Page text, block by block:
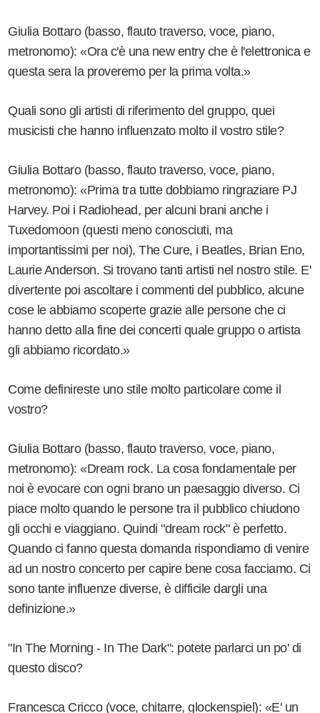
Giulia Bottaro (basso, flauto traverso, voce, piano,
metronomo): «Ora c'è una new entry che è l'elettronica e
questa sera la proveremo per la prima volta.»
Quali sono gli artisti di riferimento del gruppo, quei
musicisti che hanno influenzato molto il vostro stile?
Giulia Bottaro (basso, flauto traverso, voce, piano,
metronomo): «Prima tra tutte dobbiamo ringraziare PJ
Harvey. Poi i Radiohead, per alcuni brani anche i
Tuxedomoon (questi meno conosciuti, ma
importantissimi per noi), The Cure, i Beatles, Brian Eno,
Laurie Anderson. Si trovano tanti artisti nel nostro stile. E'
divertente poi ascoltare i commenti del pubblico, alcune
cose le abbiamo scoperte grazie alle persone che ci
hanno detto alla fine dei concerti quale gruppo o artista
gli abbiamo ricordato.»
Come definireste uno stile molto particolare come il
vostro?
Giulia Bottaro (basso, flauto traverso, voce, piano,
metronomo): «Dream rock. La cosa fondamentale per
noi è evocare con ogni brano un paesaggio diverso. Ci
piace molto quando le persone tra il pubblico chiudono
gli occhi e viaggiano. Quindi "dream rock" è perfetto.
Quando ci fanno questa domanda rispondiamo di venire
ad un nostro concerto per capire bene cosa facciamo. Ci
sono tante influenze diverse, è difficile dargli una
definizione.»
"In The Morning - In The Dark": potete parlarci un po' di
questo disco?
Francesca Cricco (voce, chitarre, glockenspiel): «E' un